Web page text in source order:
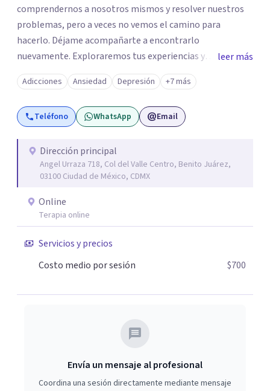
comprendernos a nosotros mismos y resolver nuestros
problemas, pero a veces no vemos el camino para
hacerlo. Déjame acompañarte a encontrarlo
nuevamente. Exploraremos tus experiencias y
emociones; encontrar en la novedad otra forma de
responder a ellas y enfrentarlas hoy es a lo que te invito.
Reinventarse es una opción. La relación que
construyamos tú y yo basada en la confianza, honestidad
Aceptación y cambio a través de la empatía con nosotros
y el mundo. Un ambiente que no juzga, un lugar seguro
para hablar de aquello que nos resistimos a aceptar. Sé
del profundo vacío que deja la muerte de un ser querido o
la pérdida de una mascota; lo devastador que es separarte
de quien amas o la frustración al perder un proyecto de
vida; pero también sé, que puedes manejar lo que sientes,
transformarlo y reinventarte. La ansiedad puede
experiencia ¿Cómo es ser tú?
leer más
Adicciones Ansiedad Depresión +7 más
Teléfono WhatsApp Email
Dirección principal
Angel Urraza 718, Col del Valle Centro, Benito Juárez,
03100 Ciudad de México, CDMX
Online
Terapia online
Servicios y precios
Costo medio por sesión
$700
Envía un mensaje al profesional
Coordina una sesión directamente mediante mensaje